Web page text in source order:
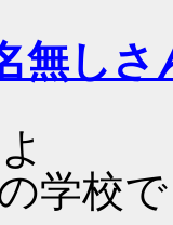
無しさ
学校